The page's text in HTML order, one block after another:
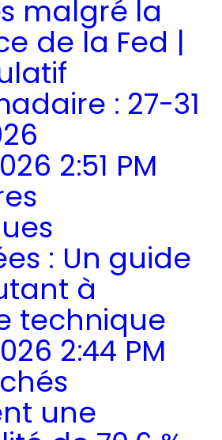
malgré la
de la Fed |
: 27-31
2:51 PM
: Un guide
à
technique
2:44 PM
une